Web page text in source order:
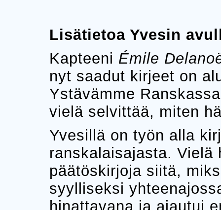
Lisätietoa Yvesin
Kapteeni Émile
nyt saadut kirjeet on
Ystävämme
vielä selvittää, miten
Yvesillä on työn alla
ranskalaisajasta. Vielä
päätöskirjoja siitä,
syylliseksi
hinattavana ja ajautui